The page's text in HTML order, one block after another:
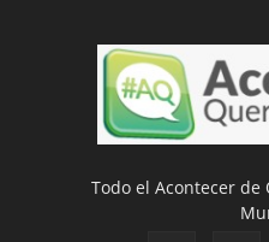
Todo el Acontecer de